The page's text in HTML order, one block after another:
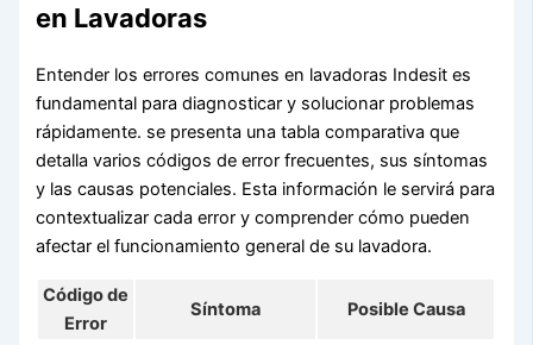
en Lavadoras
Entender los errores comunes en lavadoras Indesit es
fundamental para diagnosticar y solucionar problemas
rápidamente. se presenta una tabla comparativa que
detalla varios códigos de error frecuentes, sus síntomas
y las causas potenciales. Esta información le servirá para
contextualizar cada error y comprender cómo pueden
afectar el funcionamiento general de su lavadora.
Código de
Error
Síntoma Posible Causa